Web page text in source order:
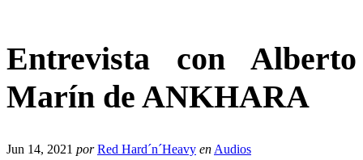
Entrevista con Alberto
Marín de ANKHARA
Jun 14, 2021 por Red Hard´n´Heavy en Audios